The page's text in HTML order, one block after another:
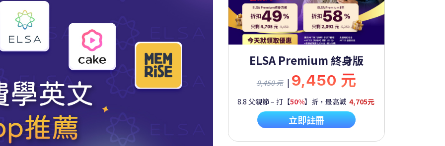
ELSA Premium 終身版
9,450 元 | 9,450 元
8.8 父親節 – 打【50%】折，最高減 4,705元
立即註冊